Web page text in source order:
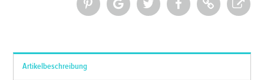
Artikelbeschreibung